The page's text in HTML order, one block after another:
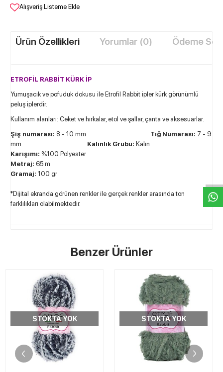
Alışveriş Listeme Ekle
Ürün Özellikleri Yorumlar (0) Ödeme
ETROFİL RABBİT KÜRK İP
Yumuşacık ve pofuduk dokusu ile Etrofil Rabbit ipler kürk görünümlü
peluş iplerdir.
Kullanım alanları: Ceket ve hırkalar, etol ve şallar, çanta ve aksesuarlar.
Şiş numarası: 8 - 10 mm Tığ Numarası: 7 - 9
mm Kalınlık Grubu: Kalın
Karışımı: %100 Polyester
Metraj: 65 m
Gramaj: 100 gr
*Dijital ekranda görünen renkler ile gerçek renkler arasında ton
farklılıkları olabilmektedir.
Benzer Ürünler
STOKTA YOK STOKTA YOK